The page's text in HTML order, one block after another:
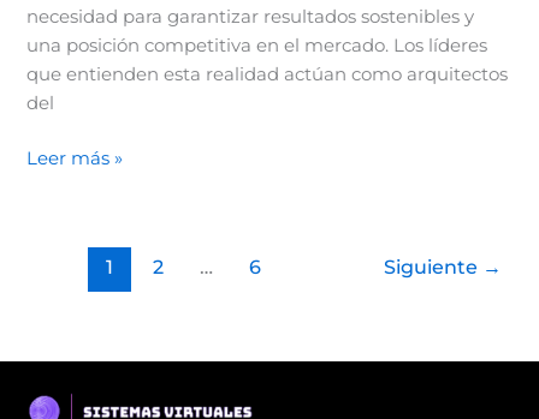
necesidad para garantizar resultados sostenibles y
una posición competitiva en el mercado. Los líderes
que entienden esta realidad actúan como arquitectos
del
Leer más »
1 2 … 6 Siguiente →